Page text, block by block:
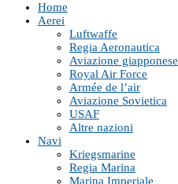
Home
Aerei
Luftwaffe
Regia Aeronautica
Aviazione giapponese
Royal Air Force
Armée de l’air
Aviazione Sovietica
USAF
Altre nazioni
Navi
Kriegsmarine
Regia Marina
Marina Imperiale